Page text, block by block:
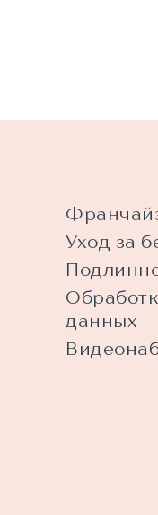
Уход за
данных